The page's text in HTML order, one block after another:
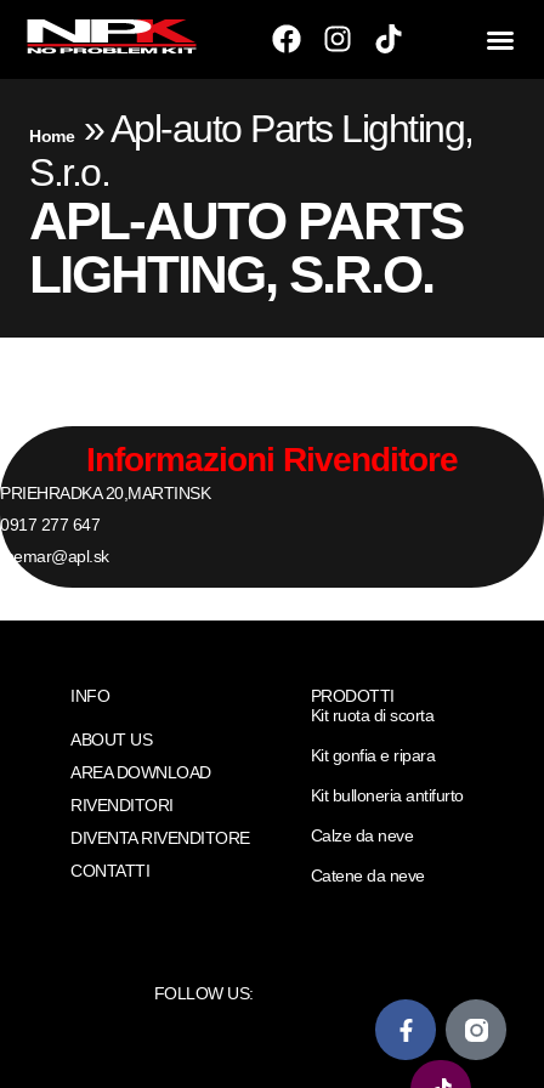
Home»Apl-auto Parts Lighting,
S.r.o.
APL-AUTO PARTS
LIGHTING, S.R.O.
Informazioni Rivenditore
PRIEHRADKA 20, MARTINSK
0917 277 647
themar@apl.sk
INFO
ABOUT US
AREA DOWNLOAD
RIVENDITORI
DIVENTA RIVENDITORE
CONTATTI
PRODOTTI
Kit ruota di scorta
Kit gonfia e ripara
Kit bulloneria antifurto
Calze da neve
Catene da neve
FOLLOW US: